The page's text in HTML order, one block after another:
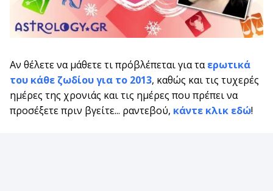
Aν θέλετε να μάθετε τι πρόβλέπεται για ταερωτικά
του κάθε ζωδίου για το 2013, καθώς και τις τυχερές
ημέρες της χρονιάς και τις ημέρες που πρέπει να
προσέξετε πριν βγείτε... ραντεβού, κάντε κλικ εδώ!